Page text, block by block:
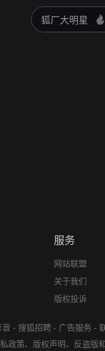
服务
网站联盟
关于我们
版权投诉
音 - 搜狐招聘 - 广告服务 -
政策、 版权声明 、 反盗版